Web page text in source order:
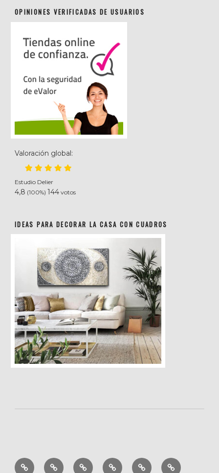
OPINIONES VERIFICADAS DE USUARIOS
Valoración global:
Estudio Delier
4,8 (100%) 144 votos
IDEAS PARA DECORAR LA CASA CON CUADROS
CuadrosAromaterapiaDecoraciónMueblesRegalo Ofertas